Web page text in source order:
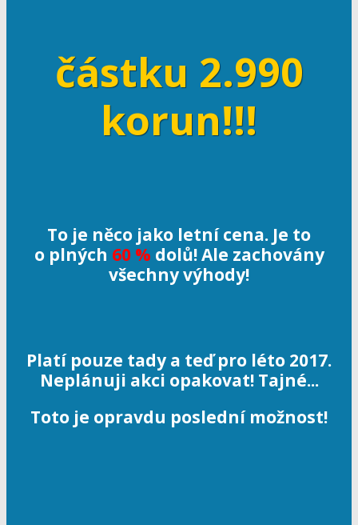
částku 2.990
korun!!!
To je něco jako letní cena. Je to
o plných 60 % dolů! Ale zachovány
všechny výhody!
Platí pouze tady a teď pro léto 2017.
Neplánuji akci opakovat! Tajné...
Toto je opravdu poslední možnost!